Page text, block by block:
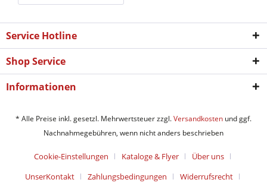
Service Hotline
Shop Service
Informationen
* Alle Preise inkl. gesetzl. Mehrwertsteuer zzgl.Versandkosten und ggf.
Nachnahmegebühren, wenn nicht anders beschrieben
Cookie-Einstellungen Kataloge & Flyer
Über uns
UnserKontakt
Zahlungsbedingungen Widerrufsrecht